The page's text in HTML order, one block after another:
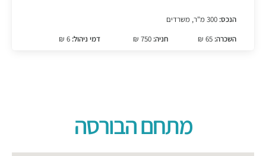
הנכס:
השכרה:
חניה: 750 ₪ דמי ניהול:
מתחם הבורסה